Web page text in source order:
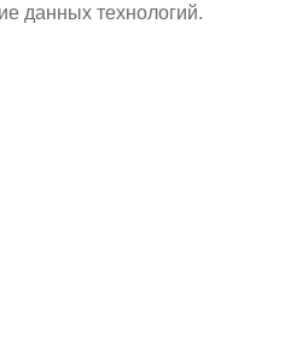
данных технологий.